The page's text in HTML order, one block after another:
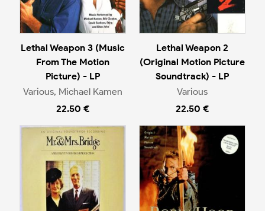
Lethal Weapon 3 (Music
From The Motion
Picture) - LP
Various, Michael Kamen
22.50 €
Lethal Weapon 2
(Original Motion Picture
Soundtrack) - LP
Various
22.50 €